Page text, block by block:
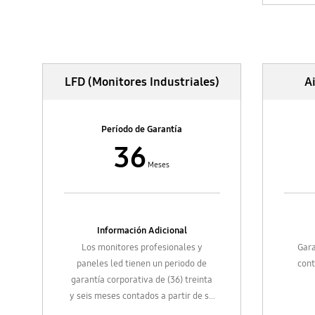
LFD (Monitores Industriales)
Período de Garantía
36 Meses
Información Adicional
Los monitores profesionales y
paneles led tienen un periodo de
garantía corporativa de (36) treinta
y seis meses contados a partir de su